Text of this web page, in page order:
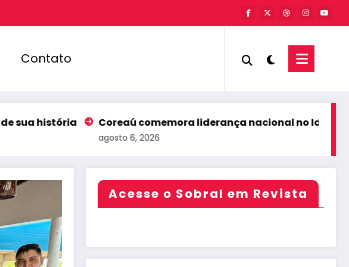
Contato
Coreaú comemora liderança nacional no Ideb com festa
agosto 6, 2026
Acesse o Sobral em Revista